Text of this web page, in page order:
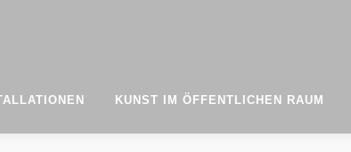
KUNST IM ÖFFENTLICHEN RAUM